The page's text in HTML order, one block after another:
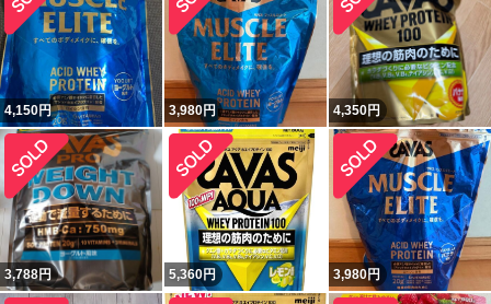
4,150円 3,980円 4,350円
3,788円 5,360円 3,980円